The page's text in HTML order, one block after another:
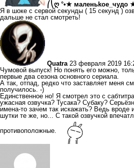
⎛⎝ღ °•★ маленьkое_чудо
Я в шоке с сервой секунды ( 15 секунд )
дальше не стал смотреть!
Quatra 23 февраля 2019
Чумовой выпуск! Но понять его можно,
первые два сезона основного сериала.
А так, отпад, редко что заставляет меня
получилось. -)
Единственное но! Я смотрел это с
ужасная озвучка? Тусака? Субаку?
имена-то зачем так искажать? Ведь вроде
шутки те же, но... С такой озвучкой
противоположные.